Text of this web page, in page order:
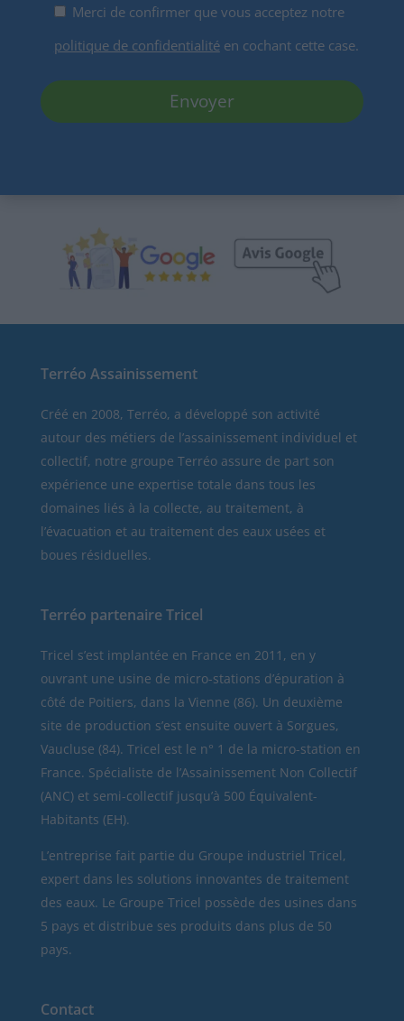
Merci de confirmer que vous acceptez notre
politique de confidentialitéen cochant cette case.
Terréo Assainissement
Créé en 2008, Terréo, a développé son activité
autour des métiers de l’assainissement individuel et
collectif, notre groupe Terréo assure de part son
expérience une expertise totale dans tous les
domaines liés à la collecte, au traitement, à
l’évacuation et au traitement des eaux usées et
boues résiduelles.
Terréo partenaire Tricel
Tricel s’est implantée en France en 2011, en y
ouvrant une usine de micro-stations d’épuration à
côté de Poitiers, dans la Vienne (86). Un deuxième
site de production s’est ensuite ouvert à Sorgues,
Vaucluse (84). Tricel est le n° 1 de la micro-station en
France. Spécialiste de l’Assainissement Non Collectif
(ANC) et semi-collectif jusqu’à 500 Équivalent-
Habitants (EH).
L’entreprise fait partie du Groupe industriel Tricel,
expert dans les solutions innovantes de traitement
des eaux. Le Groupe Tricel possède des usines dans
5 pays et distribue ses produits dans plus de 50
pays.
Contact